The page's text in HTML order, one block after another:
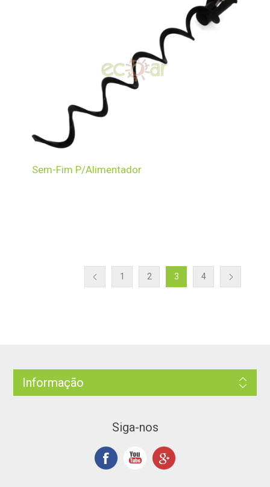
Sem-Fim P/Alimentador
1 2 3 4
Informação
Siga-nos